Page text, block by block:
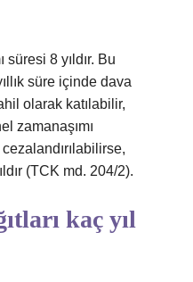
süresi 8 yıldır. Bu
süre içinde dava
olarak katılabilir,
zamanaşımı
(TCK md. 204/2).
kaç yıl